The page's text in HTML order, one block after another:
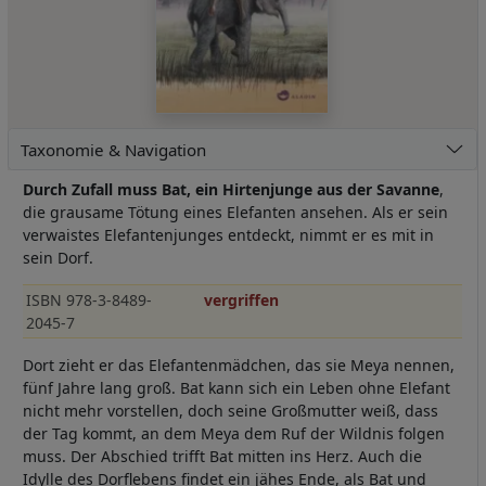
Taxonomie & Navigation
Durch Zufall muss Bat, ein Hirtenjunge aus der Savanne,
die grausame Tötung eines Elefanten ansehen. Als er sein
verwaistes Elefantenjunges entdeckt, nimmt er es mit in
sein Dorf.
ISBN 978-3-8489-
2045-7
vergriffen
Dort zieht er das Elefantenmädchen, das sie Meya nennen,
fünf Jahre lang groß. Bat kann sich ein Leben ohne Elefant
nicht mehr vorstellen, doch seine Großmutter weiß, dass
der Tag kommt, an dem Meya dem Ruf der Wildnis folgen
muss. Der Abschied trifft Bat mitten ins Herz. Auch die
Idylle des Dorflebens findet ein jähes Ende, als Bat und